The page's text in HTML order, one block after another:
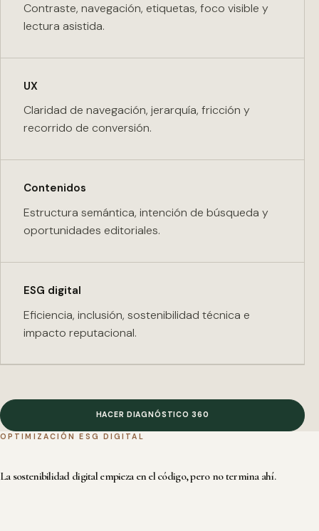
Contraste, navegación, etiquetas, foco visible y
lectura asistida.
UX
Claridad de navegación, jerarquía, fricción y
recorrido de conversión.
Contenidos
Estructura semántica, intención de búsqueda y
oportunidades editoriales.
ESG digital
Eficiencia, inclusión, sostenibilidad técnica e
impacto reputacional.
HACER DIAGNÓSTICO 360
OPTIMIZACIÓN ESG DIGITAL
La sostenibilidad digital empieza en el código, pero no termina ahí.